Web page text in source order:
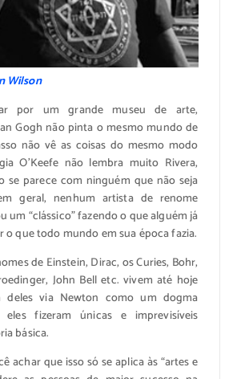
Wilson
por um grande museu de arte,
Gogh não pinta o mesmo mundo de
não vê as coisas do mesmo modo
O’Keefe não lembra muito Rivera,
se parece com ninguém que não seja
geral, nenhum artista de renome
um “clássico” fazendo o que alguém já
o que todo mundo em sua época fazia.
de Einstein, Dirac, os Curies, Bohr,
John Bell etc. vivem até hoje
deles via Newton como um dogma
eles fizeram únicas e imprevisíveis
básica.
achar que isso só se aplica às “artes e